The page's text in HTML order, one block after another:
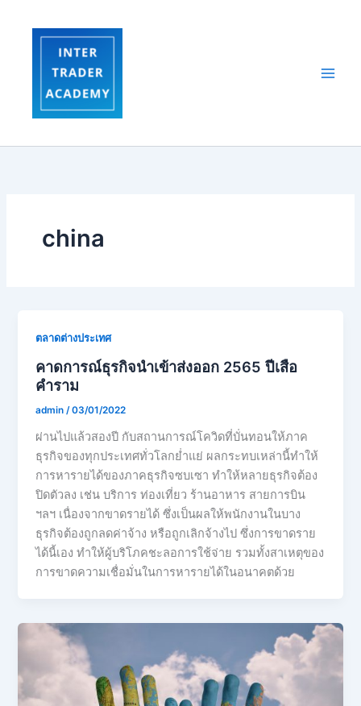
china
ตลาดต่างประเทศ
คาดการณ์ธุรกิจนำเข้าส่งออก 2565 ปีเสือ
คำราม
admin /03/01/2022
ผ่านไปแล้วสองปี กับสถานการณ์โควิดที่บั่นทอนให้ภาค
ธุรกิจของทุกประเทศทั่วโลกย่ำแย่ ผลกระทบเหล่านี้ทำให้
การหารายได้ของภาคธุรกิจซบเซา ทำให้หลายธุรกิจต้อง
ปิดตัวลง เช่น บริการ ท่องเที่ยว ร้านอาหาร สายการบิน
ฯลฯ เนื่องจากขาดรายได้ ซึ่งเป็นผลให้พนักงานในบาง
ธุรกิจต้องถูกลดค่าจ้าง หรือถูกเลิกจ้างไป ซึ่งการขาดราย
ได้นี้เอง ทำให้ผู้บริโภคชะลอการใช้จ่าย รวมทั้งสาเหตุของ
การขาดความเชื่อมั่นในการหารายได้ในอนาคตด้วย